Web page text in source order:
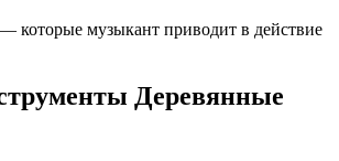
которые музыкант приводит в действие
Деревянные